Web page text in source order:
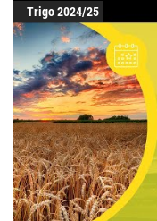
Trigo 2024/25